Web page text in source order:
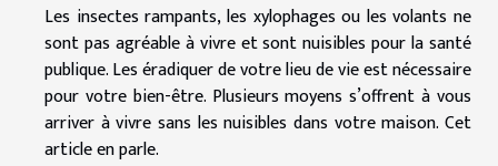
Les insectes rampants, les xylophages ou les volants ne
sont pas agréable à vivre et sont nuisibles pour la santé
publique. Les éradiquer de votre lieu de vie est nécessaire
pour votre bien-être. Plusieurs moyens s’offrent à vous
arriver à vivre sans les nuisibles dans votre maison. Cet
article en parle.